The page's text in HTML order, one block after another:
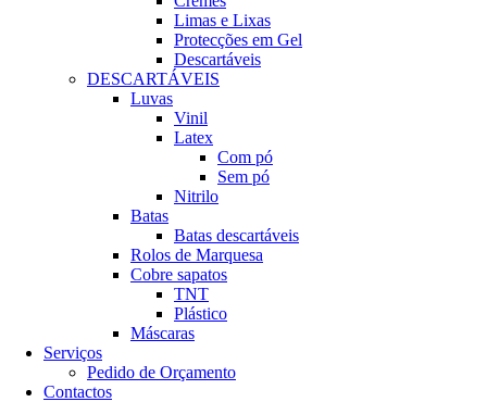
Limas e Lixas
Protecções em Gel
Descartáveis
DESCARTÁVEIS
Luvas
Vinil
Latex
Com pó
Sem pó
Nitrilo
Batas
Batas descartáveis
Rolos de Marquesa
Cobre sapatos
TNT
Plástico
Máscaras
Serviços
Pedido de Orçamento
Contactos